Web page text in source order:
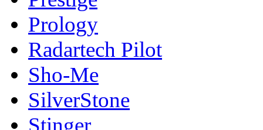
Prology
Radartech Pilot
Sho-Me
SilverStone